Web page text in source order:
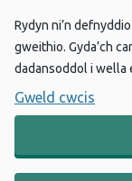
Rydyn ni’n
gweithio. Gyda’ch
dadansoddol i wella
Gweld cwcis